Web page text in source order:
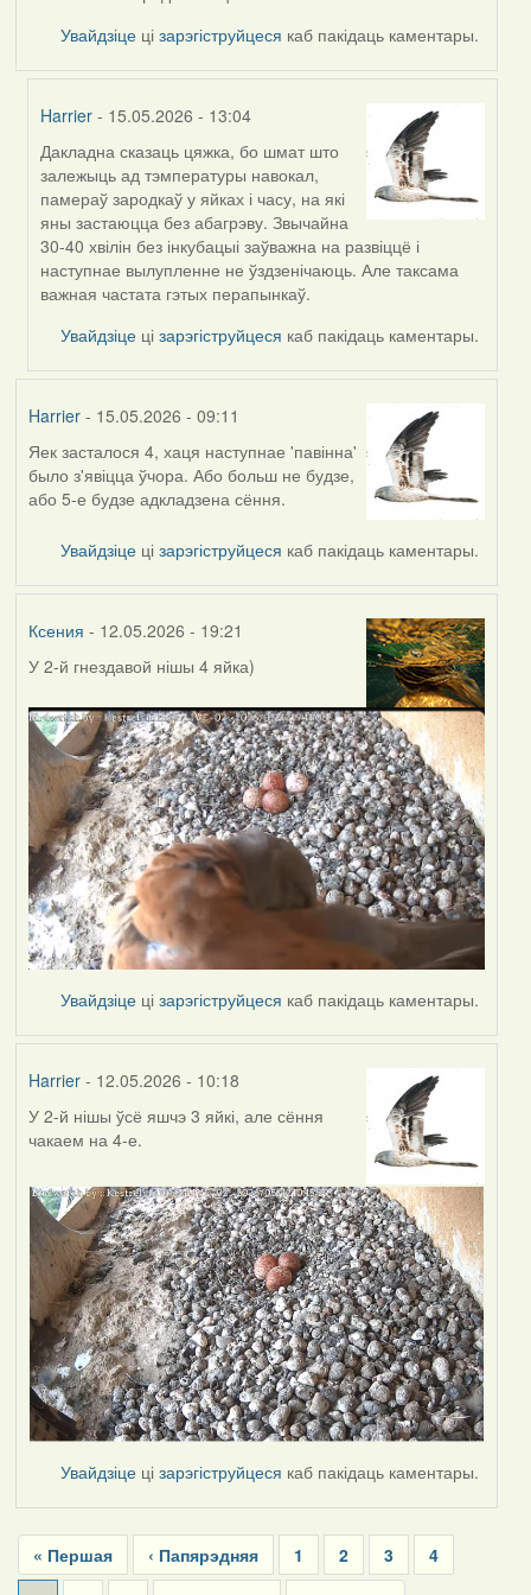
Увайдзіце цізарэгіструйцеся каб пакідаць каментары.
Harrier - 15.05.2026 - 13:04
In
reply
to
by
Burry
Дакладна сказаць цяжка, бо шмат што
залежыць ад тэмпературы навокал,
памераў зародкаў у яйках і часу, на які
яны застаюцца без абагрэву. Звычайна
30-40 хвілін без інкубацыі заўважна на развіццё і
наступнае вылупленне не ўздзенічаюць. Але таксама
важная частата гэтых перапынкаў.
Увайдзіце цізарэгіструйцеся каб пакідаць каментары.
Harrier- 15.05.2026 - 09:11
Яек засталося 4, хаця наступнае 'павінна'
было з'явіцца ўчора. Або больш не будзе,
або 5-е будзе адкладзена сёння.
Увайдзіце цізарэгіструйцеся каб пакідаць каментары.
Ксения - 12.05.2026 - 19:21
У 2-й гнездавой нішы 4 яйка)
Увайдзіце цізарэгіструйцеся каб пакідаць каментары.
Harrier- 12.05.2026 - 10:18
У 2-й нішы ўсё яшчэ 3 яйкі, але сёння
чакаем на 4-е.
Увайдзіце цізарэгіструйцеся каб пакідаць каментары.
Pagination
First
page
« Першая
Previous
page
‹ Папярэдняя Page
1 Page
2 Page
3 Page
4